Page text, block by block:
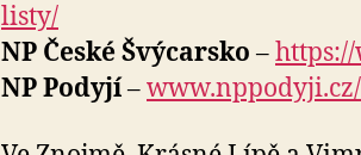
listy/
NP České Švýcarsko–
NP Podyjí–